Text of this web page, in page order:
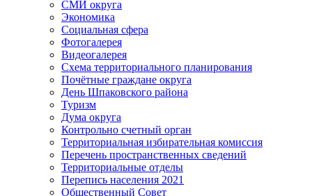
СМИ округа
Экономика
Социальная сфера
Фотогалерея
Видеогалерея
Схема территориального планирования
Почётные граждане округа
День Шпаковского района
Туризм
Дума округа
Контрольно счетный орган
Территориальная избирательная комиссия
Перечень пространственных сведений
Территориальные отделы
Перепись населения 2021
Общественный Совет